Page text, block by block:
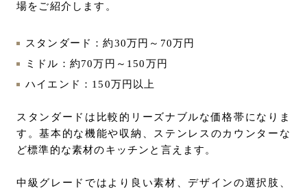
場をご紹介します。
スタンダード：約30万円～70万円
ミドル：約70万円～150万円
ハイエンド：150万円以上
スタンダードは比較的リーズナブルな価格帯になりま
す。基本的な機能や収納、ステンレスのカウンターな
ど標準的な素材のキッチンと言えます。
中級グレードではより良い素材、デザインの選択肢、